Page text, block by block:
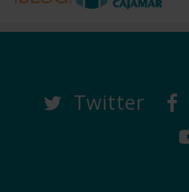
Twitter